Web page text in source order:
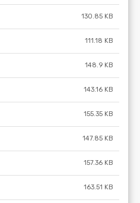
130.85 KB
111.18 KB
148.9 KB
143.16 KB
155.35 KB
147.85 KB
157.36 KB
163.51 KB